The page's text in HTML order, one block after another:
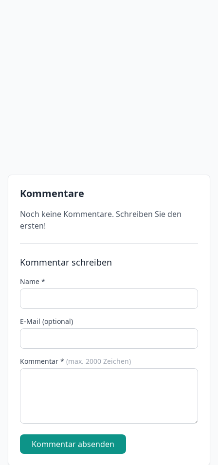
Kommentare
Noch keine Kommentare. Schreiben Sie den
ersten!
Kommentar schreiben
Name *
E-Mail (optional)
Kommentar * (max. 2000 Zeichen)
Kommentar absenden